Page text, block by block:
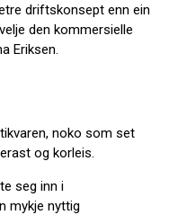
driftskonsept enn ein
den kommersielle
Eriksen.
noko som set
og korleis.
seg inn i
mykje nyttig